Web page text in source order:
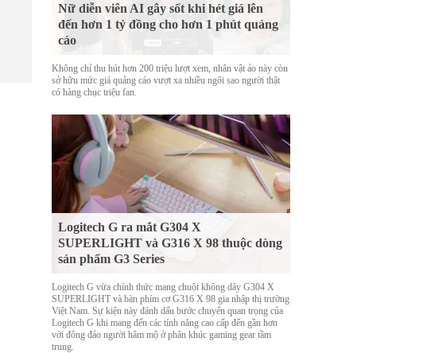
Nữ diễn viên AI gây sốt khi hét giá lên
đến hơn 1 tỷ đồng cho hơn 1 phút quảng
cáo
Không chỉ thu hút hơn 200 triệu lượt xem, nhân vật ảo này còn
sở hữu mức giá quảng cáo vượt xa nhiều ngôi sao người thật
có hàng chục triệu fan.
Logitech G ra mắt G304 X
SUPERLIGHT và G316 X 98 thuộc dòng
sản phẩm G3 Series
Logitech G vừa chính thức mang chuột không dây G304 X
SUPERLIGHT và bàn phím cơ G316 X 98 gia nhập thị trường
Việt Nam. Sự kiện này đánh dấu bước chuyển quan trọng của
Logitech G khi mang đến các tính năng cao cấp đến gần hơn
với đông đảo người hâm mộ ở phân khúc gaming gear tầm
trung.